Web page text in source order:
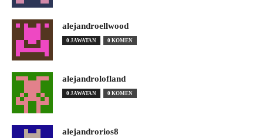
alejandroellwood
0 JAWATAN 0 KOMEN
alejandrolofland
0 JAWATAN 0 KOMEN
alejandrorios8